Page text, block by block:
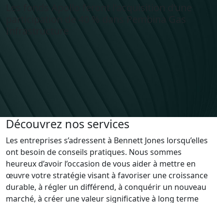
Les fonds Apollo feront l’acquisition d’une
participation de 40 % dans Pembina Gas
Infrastructure
Découvrez nos services
Les entreprises s’adressent à Bennett Jones lorsqu’elles
ont besoin de conseils pratiques. Nous sommes
heureux d’avoir l’occasion de vous aider à mettre en
œuvre votre stratégie visant à favoriser une croissance
durable, à régler un différend, à conquérir un nouveau
marché, à créer une valeur significative à long terme